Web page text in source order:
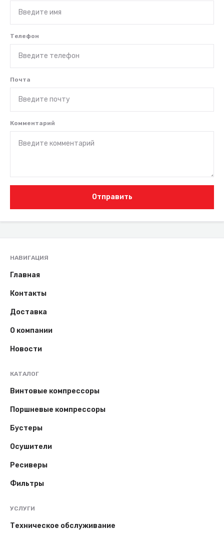
Телефон
Почта
Комментарий
Отправить
НАВИГАЦИЯ
Главная
Контакты
Доставка
О компании
Новости
КАТАЛОГ
Винтовые компрессоры
Поршневые компрессоры
Бустеры
Осушители
Ресиверы
Фильтры
УСЛУГИ
Техническое обслуживание